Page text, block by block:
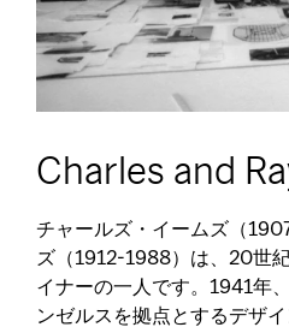
Charles and
チャールズ・イームズ（
ズ（1912-1988）は、20世
イナーの一人です。1941年
ンゼルスを拠点とするデザ